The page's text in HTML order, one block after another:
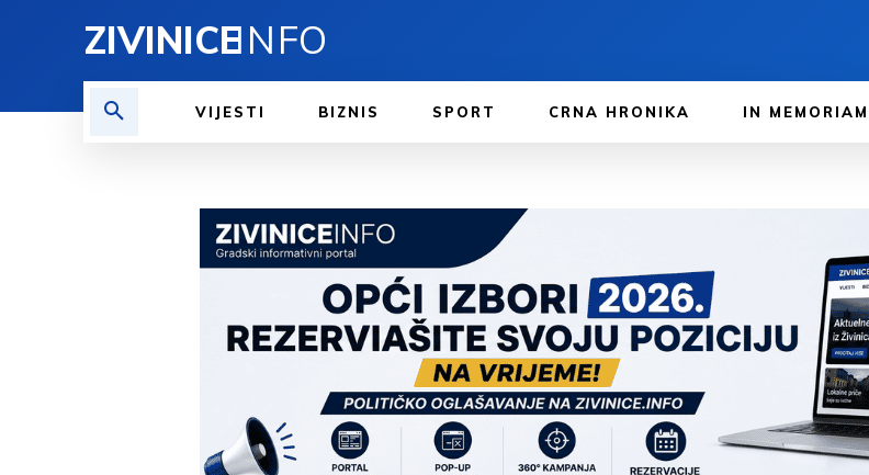
ZIVINICEINFO
VIJESTI BIZNIS SPORT CRNA HRONIKA IN MEMORIAM